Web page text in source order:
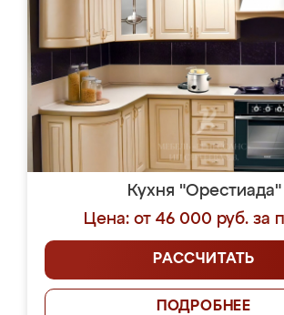
Кухня "Орестиада"
Цена: от 46 000 руб. за
РАССЧИТАТЬ
ПОДРОБНЕЕ